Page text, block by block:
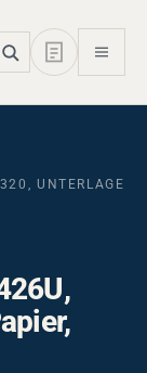
UNTERLAGE